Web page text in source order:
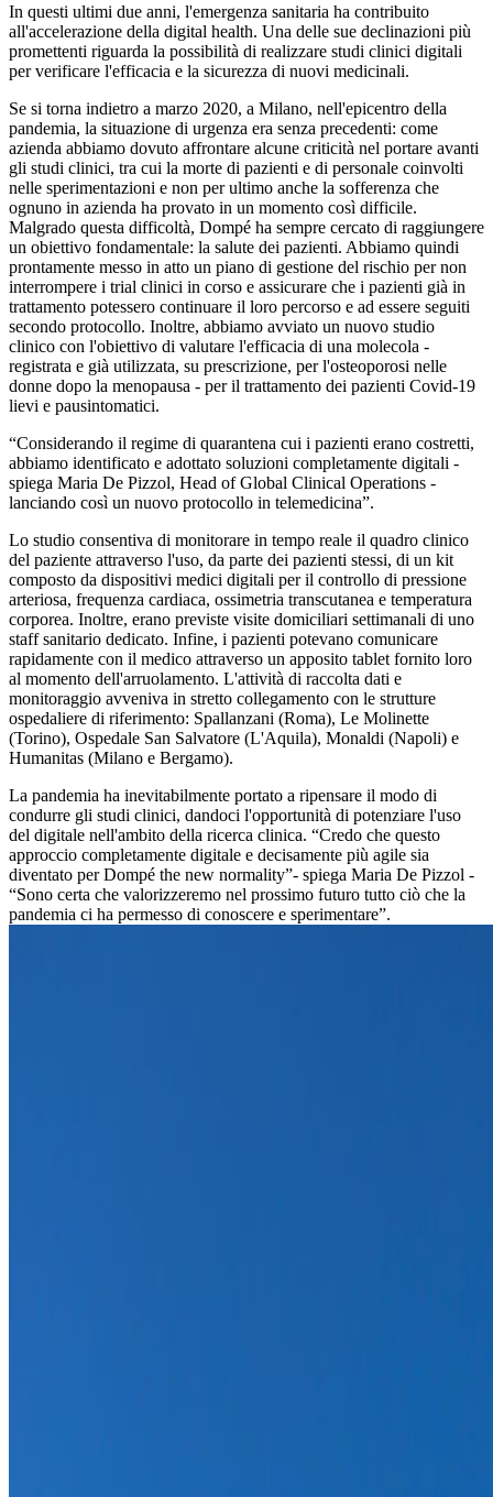
In questi ultimi due anni, l'emergenza sanitaria ha contribuito
all'accelerazione della digital health. Una delle sue declinazioni più
promettenti riguarda la possibilità di realizzare studi clinici digitali
per verificare l'efficacia e la sicurezza di nuovi medicinali.
Se si torna indietro a marzo 2020, a Milano, nell'epicentro della
pandemia, la situazione di urgenza era senza precedenti: come
azienda abbiamo dovuto affrontare alcune criticità nel portare avanti
gli studi clinici, tra cui la morte di pazienti e di personale coinvolti
nelle sperimentazioni e non per ultimo anche la sofferenza che
ognuno in azienda ha provato in un momento così difficile.
Malgrado questa difficoltà, Dompé ha sempre cercato di raggiungere
un obiettivo fondamentale: la salute dei pazienti. Abbiamo quindi
prontamente messo in atto un piano di gestione del rischio per non
interrompere i trial clinici in corso e assicurare che i pazienti già in
trattamento potessero continuare il loro percorso e ad essere seguiti
secondo protocollo. Inoltre, abbiamo avviato un nuovo studio
clinico con l'obiettivo di valutare l'efficacia di una molecola -
registrata e già utilizzata, su prescrizione, per l'osteoporosi nelle
donne dopo la menopausa - per il trattamento dei pazienti Covid-19
lievi e pausintomatici.
“Considerando il regime di quarantena cui i pazienti erano costretti,
abbiamo identificato e adottato soluzioni completamente digitali -
spiega Maria De Pizzol, Head of Global Clinical Operations -
lanciando così un nuovo protocollo in telemedicina”.
Lo studio consentiva di monitorare in tempo reale il quadro clinico
del paziente attraverso l'uso, da parte dei pazienti stessi, di un kit
composto da dispositivi medici digitali per il controllo di pressione
arteriosa, frequenza cardiaca, ossimetria transcutanea e temperatura
corporea. Inoltre, erano previste visite domiciliari settimanali di uno
staff sanitario dedicato. Infine, i pazienti potevano comunicare
rapidamente con il medico attraverso un apposito tablet fornito loro
al momento dell'arruolamento. L'attività di raccolta dati e
monitoraggio avveniva in stretto collegamento con le strutture
ospedaliere di riferimento: Spallanzani (Roma), Le Molinette
(Torino), Ospedale San Salvatore (L'Aquila), Monaldi (Napoli) e
Humanitas (Milano e Bergamo).
La pandemia ha inevitabilmente portato a ripensare il modo di
condurre gli studi clinici, dandoci l'opportunità di potenziare l'uso
del digitale nell'ambito della ricerca clinica. “Credo che questo
approccio completamente digitale e decisamente più agile sia
diventato per Dompé the new normality”- spiega Maria De Pizzol -
“Sono certa che valorizzeremo nel prossimo futuro tutto ciò che la
pandemia ci ha permesso di conoscere e sperimentare”.